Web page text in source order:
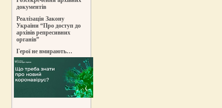
документів
Реалізація Закону
України “Про доступ до
архівів репресивних
органів”
Герої не вмирають…